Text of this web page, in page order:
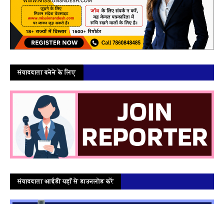
संवाददाता बनेने के लिए
संवाददाता आईडी यहाँ से डाउनलोड करें